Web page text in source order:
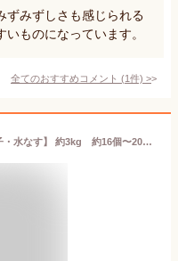
ずみずしさも感じられる
ものになっています。
全てのおすすめコメント (1件) >
送料無料！ 大阪泉州水ナス【水茄子・水なす】 約3kg 約16個〜20個入り（生ナス）ギフト【中元】【暑中見舞い】のしOK【楽ギフ_包装】【楽ギフ_のし】【楽ギフ_のし宛書】